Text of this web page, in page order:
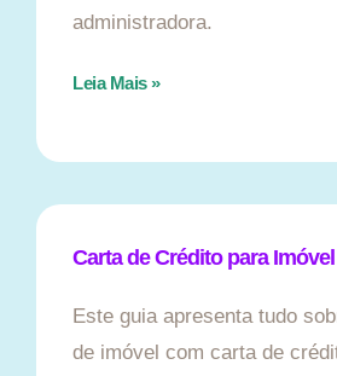
administradora.
Leia Mais »
Carta de Crédito para Imóvel
Este guia apresenta tudo
de imóvel com carta de